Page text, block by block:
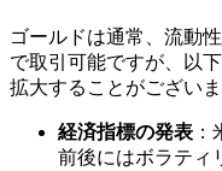
ゴールドは通常、流動
で取引可能ですが、以
拡大することがございま
経済指標の発表
前後にはボラティ